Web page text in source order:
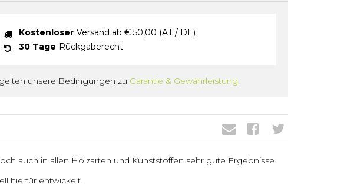
Kostenloser Versand ab € 50,00 (AT / DE)
30 Tage Rückgaberecht
unsere Bedingungen zu Garantie & Gewährleistung.
auch in allen Holzarten und Kunststoffen sehr gute Ergebnisse.
hierfür entwickelt.